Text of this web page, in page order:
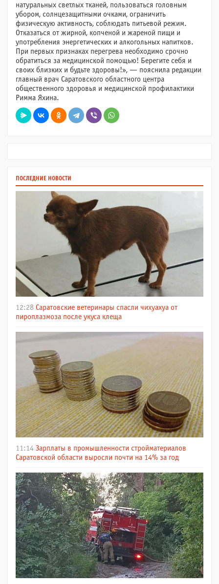
натуральных светлых тканей, пользоваться головным
убором, солнцезащитными очками, ограничить
физическую активность, соблюдать питьевой режим.
Отказаться от жирной, копченой и жареной пищи и
употребления энергетических и алкогольных напитков.
При первых признаках перегрева необходимо срочно
обратиться за медицинской помощью! Берегите себя и
своих близких и будьте здоровы!», — пояснила редакции
главный врач Саратовского областного центра
общественного здоровья и медицинской профилактики
Римма Яхина.
ПОСЛЕДНИЕ НОВОСТИ
12:28 Саратовские ветеринары спасли чихуахуа от
пироплазмоза после укуса клеща
11:14 Зарплаты в промышленности стройматериалов
Саратовской области выросли почти на 14% за год